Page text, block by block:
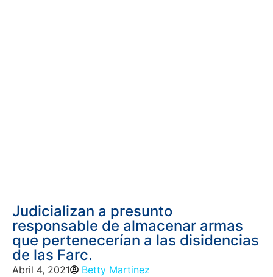
Judicializan a presunto
responsable de almacenar armas
que pertenecerían a las disidencias
de las Farc.
Abril 4, 2021
Betty Martinez